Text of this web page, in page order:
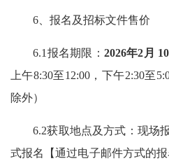
6、报名及招标文件售价
6.1报名期限： 2026年2月
上午8:30至12:00，下午2:30至
除外）
6.2获取地点及方式：现场报
式报名【通过电子邮件方式的